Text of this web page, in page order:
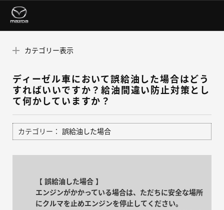
カテゴリー表示
ディーゼル車において誤給油した場合はどう
すればいいですか？給油間違い防止対策とし
て何かしていますか？
カテゴリー： 誤給油した場合
【 誤給油した場合 】
エンジンがかかっている場合は、ただちに安全な場所
にクルマを止めエンジンを停止してください。